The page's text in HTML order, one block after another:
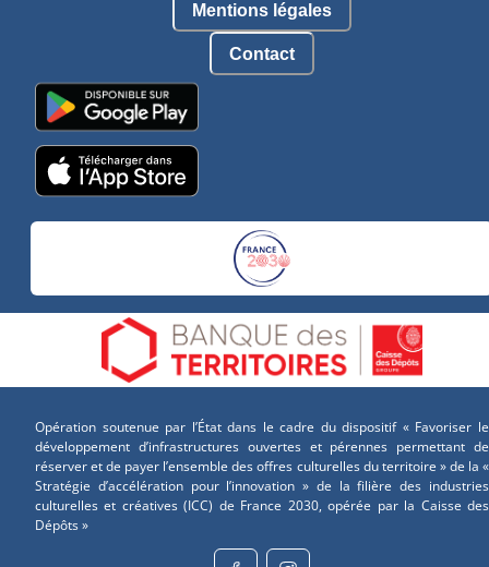
Mentions légales
Contact
Opération soutenue par l’État dans le cadre du dispositif « Favoriser le
développement d’infrastructures ouvertes et pérennes permettant de
réserver et de payer l’ensemble des offres culturelles du territoire » de la «
Stratégie d’accélération pour l’innovation » de la filière des industries
culturelles et créatives (ICC) de France 2030, opérée par la Caisse des
Dépôts »